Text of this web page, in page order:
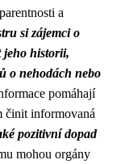
a
si zájemci o
jeho historii,
o nehodách nebo
pomáhají
činit informovaná
pozitivní dopad
mohou orgány